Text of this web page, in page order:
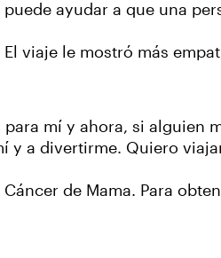
puede ayudar a que una
El viaje le mostró más
mí y ahora, si alguien
y a divertirme. Quiero
de Mama. Para